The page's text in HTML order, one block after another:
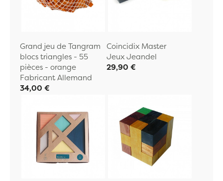
Grand jeu de Tangram
blocs triangles - 55
pièces - orange
Fabricant Allemand
34,00 €
Coincidix Master
Jeux Jeandel
29,90 €